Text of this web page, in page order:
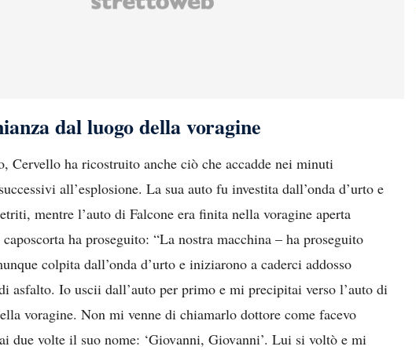
dal luogo della voragine
Cervello ha ricostruito anche ciò che accadde nei minuti
all’esplosione. La sua auto fu investita dall’onda d’urto e
mentre l’auto di Falcone era finita nella voragine aperta
ha proseguito: “La nostra macchina – ha proseguito
colpita dall’onda d’urto e iniziarono a caderci addosso
asfalto. Io uscii dall’auto per primo e mi precipitai verso l’auto di
voragine. Non mi venne di chiamarlo dottore come facevo
due volte il suo nome: ‘Giovanni, Giovanni’. Lui si voltò e mi